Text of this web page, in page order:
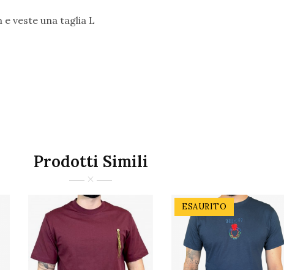
veste una taglia L
Prodotti Simili
ESAURITO